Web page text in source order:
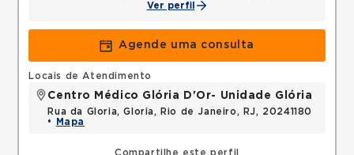
Ver perfil
Agende uma consulta
Compartilhe este perfil
Locais de Atendimento
Centro Médico Glória D'Or- Unidade Glória
Rua da Gloria, Gloria, Rio de Janeiro, RJ, 20241180
•
Mapa